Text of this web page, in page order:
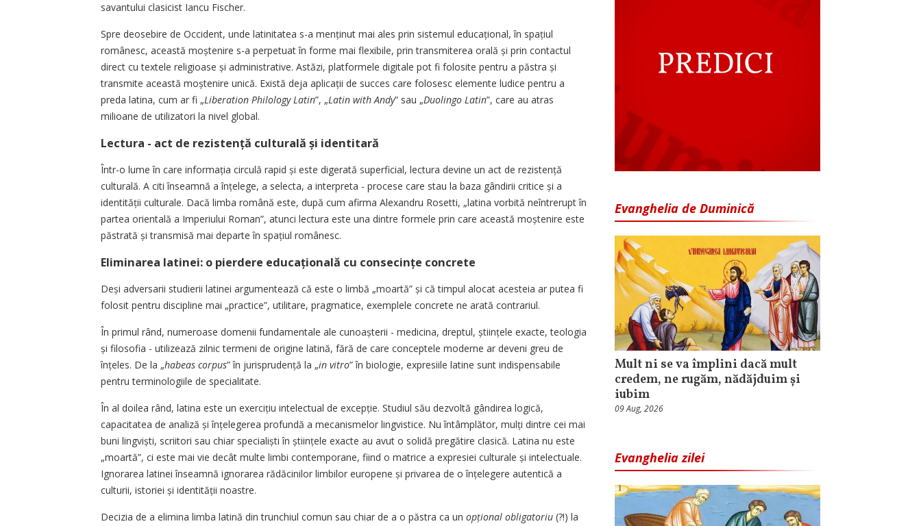
savantului clasicist Iancu Fischer.
Spre deosebire de Occident, unde latinitatea s-a menținut mai ales prin sistemul educațional, în spațiul
românesc, această moște­nire s-a perpetuat în forme mai fle­xibile, prin transmiterea orală și prin contactul
direct cu textele religioase și administrative. Astăzi, platformele digitale pot fi folosite pentru a păstra și
transmite această moștenire unică. Există deja aplicații de succes care folosesc elemente ludice pentru a
preda latina, cum ar fi „Liberation Philology Latin”, „Latin with Andy” sau „Duolingo Latin”, care au atras
milioane de utilizatori la nivel global.
Lectura - act de rezistență culturală și identitară
Într-o lume în care informația circulă rapid și este digerată superficial, lectura devine un act de rezistență
culturală. A citi înseamnă a înțelege, a selecta, a interpre­ta - procese care stau la baza gândirii critice și a
identității culturale. Dacă limba română este, după cum afirma Alexandru Rosetti, „latina vorbită neîntrerupt în
partea orientală a Imperiului Roman”, atunci lectura este una dintre formele prin care această moștenire este
păstrată și transmisă mai departe în spațiul românesc.
Eliminarea latinei: o pierdere educațională cu consecințe concrete
Deși adversarii studierii latinei argumentează că este o limbă „moar­tă” și că timpul alocat acesteia ar putea fi
folosit pentru discipline mai „practice”, utilitare, prag­matice, exemplele concrete ne arată contrariul.
În primul rând, numeroase domenii fundamentale ale cunoaș­te­rii - medicina, dreptul, știin­țele exacte, teologia
și filosofia - utilizează zilnic termeni de origine latină, fără de care conceptele moderne ar deveni greu de
înțeles. De la „habeas corpus” în jurispru­den­ță la „in vitro” în biologie, expresiile latine sunt indispensabile
pentru terminologiile de specialitate.
În al doilea rând, latina este un exercițiu intelectual de excepție. Studiul său dezvoltă gândirea logică,
capacitatea de analiză și înțelegerea profundă a mecanismelor lingvistice. Nu întâmplător, mulți dintre cei mai
buni lingviști, scriitori sau chiar specialiști în științele exacte au avut o solidă pregătire clasică. Latina nu este
„moartă”, ci este mai vie decât multe limbi contemporane, fiind o matrice a expresiei culturale și intelectuale.
Ignorarea latinei înseamnă ignorarea rădăcinilor limbilor europene și privarea de o înțelegere autentică a
culturii, istoriei și identității noastre.
Decizia de a elimina limba latină din trunchiul comun sau chiar de a o păstra ca un opțional obligatoriu (?!) la
Evanghelia de Duminică
Mult ni se va împlini dacă mult
credem, ne rugăm, nădăjduim și
iubim
09 Aug, 2026
Evanghelia zilei